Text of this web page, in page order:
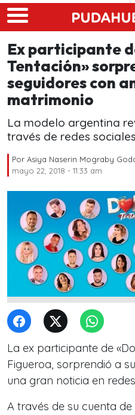
Skip to main content
Ex participante
Tentación»
seguidores con
matrimonio
La modelo argentina
través de redes
Por Asiya Naserin Mograby
mayo 22, 2018 - 11:33 am
La ex participante de
Figueroa, sorprendió a
una gran noticia en
A través de su cuenta